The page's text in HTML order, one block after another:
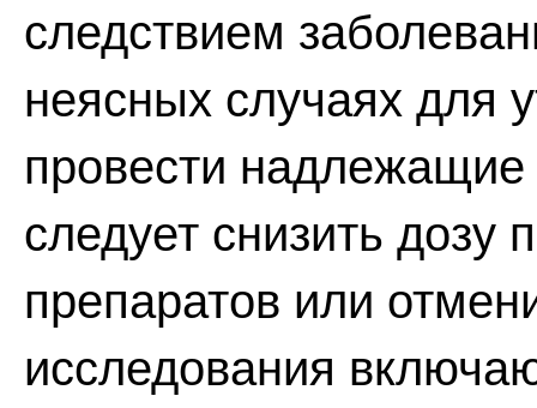
следствием
неясных случаях для
провести
следует снизить дозу
препаратов или
исследования